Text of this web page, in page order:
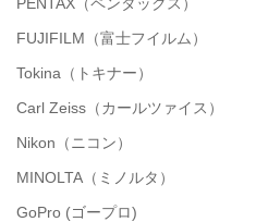
FUJIFILM（富士フイルム）
Tokina（トキナー）
Carl Zeiss（カールツァイス）
Nikon（ニコン）
MINOLTA（ミノルタ）
GoPro (ゴープロ)